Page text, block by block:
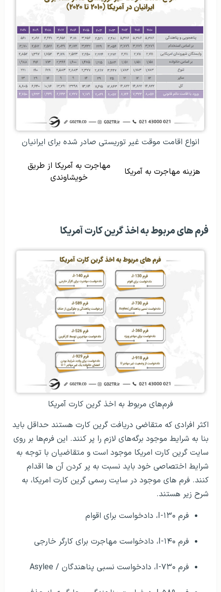
انواع اقامت موقت غیر توریستی صادر شده برای ایرانیان
هزینه مهاجرت به آمریکا
مهاجرت به آمریکا از طریق
خویشاوندی
فرم های مربوط به اخذ گرین کارت آمریکا
فرم‌های مربوط به اخذ گرین کارت آمریکا
اکثر افرادی که متقاضی دریافت گرین کارت هستند حداقل باید
بنا به شرایط موجود برگه‌های لازم را پر کنند. این فرم‌ها بر روی
سایت گرین کارت امریکا موجود است و متقاضیان با توجه به
شرایط اختصاصی خود باید نسبت به پر کردن آن ها اقدام
کنند. فرم های موجود در سایت رسمی گرین کارت امریکا، به
شرح زیر هستند.
فرم I-۱۳۰، دادخواست برای اقوام
فرم I-۱۴۰، دادخواست مهاجرت برای کارگر خارجی
فرم I-۷۳۰، دادخواست نسبی پناهندگان / Asylee